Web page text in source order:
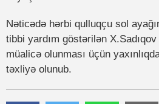
Nəticədə hərbi qulluqçu sol
tibbi yardım göstərilən
müalicə olunması üçün
təxliyə olunub.